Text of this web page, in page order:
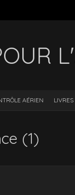
AÉRIEN LIVRES
(1)